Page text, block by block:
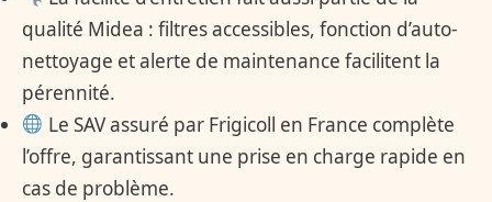
qualité Midea : filtres accessibles, fonction d’auto-
nettoyage et alerte de maintenance facilitent la
pérennité.
Le SAV assuré par Frigicoll en France complète
l’offre, garantissant une prise en charge rapide en
cas de problème.